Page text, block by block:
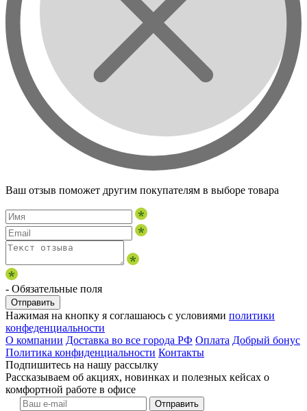
Ваш отзыв поможет другим покупателям в выборе товара
- Обязательные поля
Отправить
Нажимая на кнопку я соглашаюсь с условиями политики
конфеденциальности
О компании Доставка во все города РФ Оплата Добрый бонус
Политика конфиденциальности Контакты
Подпишитесь на нашу рассылку
Рассказываем об акциях, новинках и полезных кейсах о
комфортной работе в офисе
Отправить